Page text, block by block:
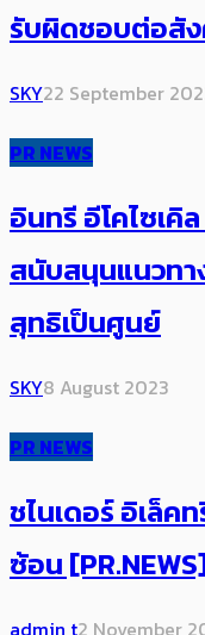
รับผิดชอบต่อสั
SKY22 September
PR NEWS
อินทรี อีโคไซเคิ
สนับสนุนแนวทา
สุทธิเป็นศูนย์
SKY8 August 2023
PR NEWS
ชไนเดอร์ อิเล็ค
ซ้อน
admin t2 November